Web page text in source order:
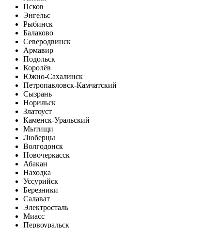
Псков
Энгельс
Рыбинск
Балаково
Северодвинск
Армавир
Подольск
Королёв
Южно-Сахалинск
Петропавловск-Камчатский
Сызрань
Норильск
Златоуст
Каменск-Уральский
Мытищи
Люберцы
Волгодонск
Новочеркасск
Абакан
Находка
Уссурийск
Березники
Салават
Электросталь
Миасс
Первоуральск